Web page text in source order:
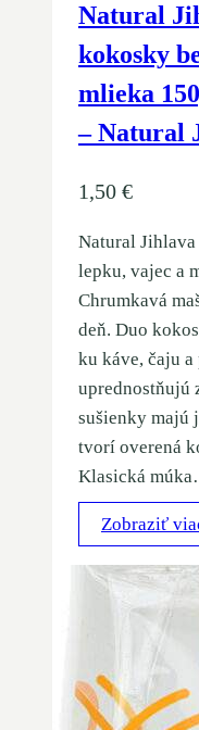
Natural
kokosky
mlieka
– Natural
1,50 €
Natural
lepku, vajec a
Chrumkavá
deň. Duo
ku káve, čaju
uprednostňujú
sušienky majú
tvorí overená
Klasická
Zobraziť